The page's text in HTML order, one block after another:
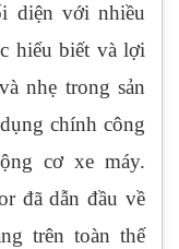
diện với nhiều
hiểu biết và lợi
nhẹ trong sản
chính công
cơ xe máy.
đã dẫn đầu về
trên toàn thế